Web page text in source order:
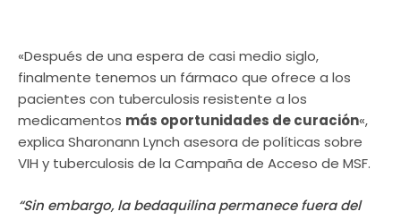
«Después de una espera de casi medio siglo,
finalmente tenemos un fármaco que ofrece a los
pacientes con tuberculosis resistente a los
medicamentos más oportunidades de curación«,
explica Sharonann Lynch asesora de políticas sobre
VIH y tuberculosis de la Campaña de Acceso de MSF.
“Sin embargo, la bedaquilina permanece fuera del